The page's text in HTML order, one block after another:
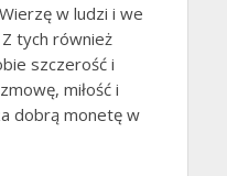
w ludzi i we
tych również
szczerość i
miłość i
dobrą monetę w